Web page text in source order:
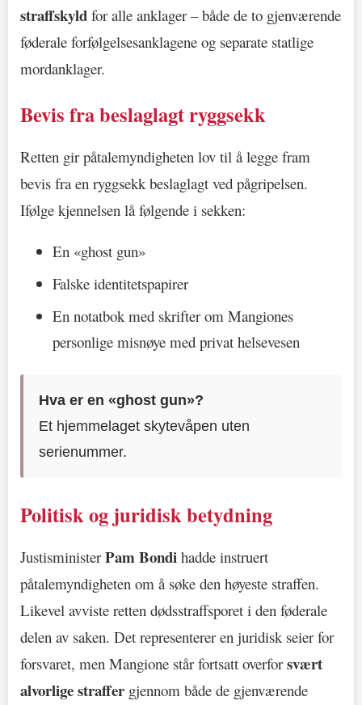
straffskyld for alle anklager – både de to gjenværende
føderale forfølgelsesanklagene og separate statlige
mordanklager.
Bevis fra beslaglagt ryggsekk
Retten gir påtalemyndigheten lov til å legge fram
bevis fra en ryggsekk beslaglagt ved pågripelsen.
Ifølge kjennelsen lå følgende i sekken:
En «ghost gun»
Falske identitetspapirer
En notatbok med skrifter om Mangiones
personlige misnøye med privat helsevesen
Hva er en «ghost gun»?
Et hjemmelaget skytevåpen uten
serienummer.
Politisk og juridisk betydning
JustisministerPam Bondi hadde instruert
påtalemyndigheten om å søke den høyeste straffen.
Likevel avviste retten dødsstraffsporet i den føderale
delen av saken. Det representerer en juridisk seier for
forsvaret, men Mangione står fortsatt overforsvært
alvorlige straffer gjennom både de gjenværende